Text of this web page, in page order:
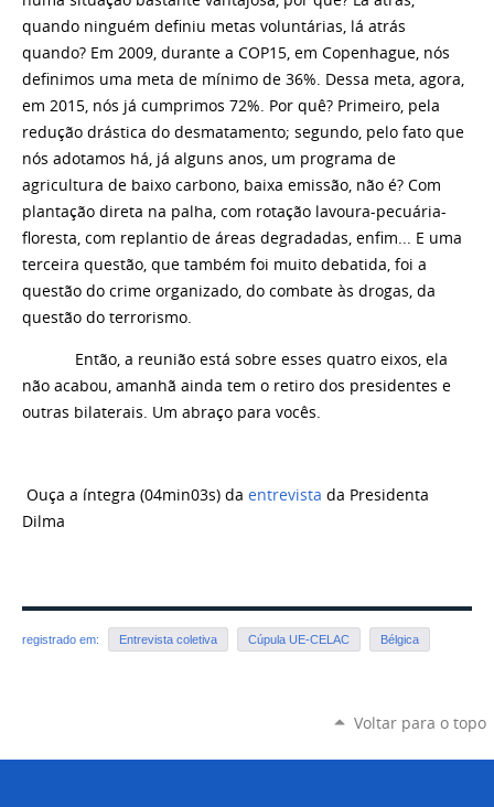
quando ninguém definiu metas voluntárias, lá atrás
quando? Em 2009, durante a COP15, em Copenhague, nós
definimos uma meta de mínimo de 36%. Dessa meta, agora,
em 2015, nós já cumprimos 72%. Por quê? Primeiro, pela
redução drástica do desmatamento; segundo, pelo fato que
nós adotamos há, já alguns anos, um programa de
agricultura de baixo carbono, baixa emissão, não é? Com
plantação direta na palha, com rotação lavoura-pecuária-
floresta, com replantio de áreas degradadas, enfim... E uma
terceira questão, que também foi muito debatida, foi a
questão do crime organizado, do combate às drogas, da
questão do terrorismo.
Então, a reunião está sobre esses quatro eixos, ela
não acabou, amanhã ainda tem o retiro dos presidentes e
outras bilaterais. Um abraço para vocês.
Ouça a íntegra (04min03s) da entrevista da Presidenta
Dilma
registrado em: Entrevista coletiva Cúpula UE-CELAC Bélgica
Voltar para o topo